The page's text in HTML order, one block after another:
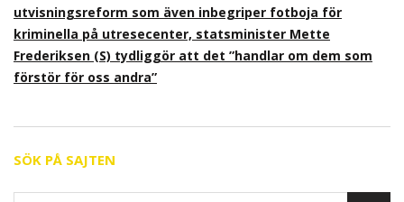
utvisningsreform som även inbegriper fotboja för
kriminella på utresecenter, statsminister Mette
Frederiksen (S) tydliggör att det ”handlar om dem som
förstör för oss andra”
SÖK PÅ SAJTEN